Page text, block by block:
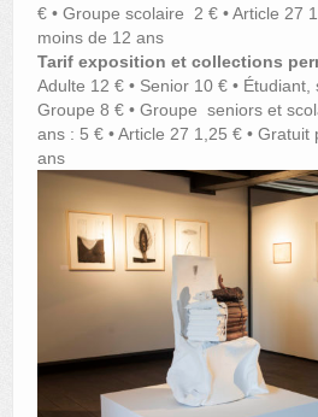
€ • Groupe scolaire 2 € • Article 27
moins de 12 ans
Tarif exposition et collections
Adulte 12 € • Senior 10 € • Étudiant,
Groupe 8 € • Groupe seniors et
ans : 5 € • Article 27 1,25 € •
ans